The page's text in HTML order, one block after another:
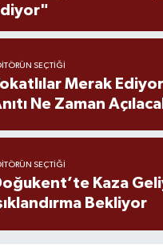
SEÇTIĞI
Merak
Ne Zaman
SEÇTIĞI
Kaza
Bekliyor